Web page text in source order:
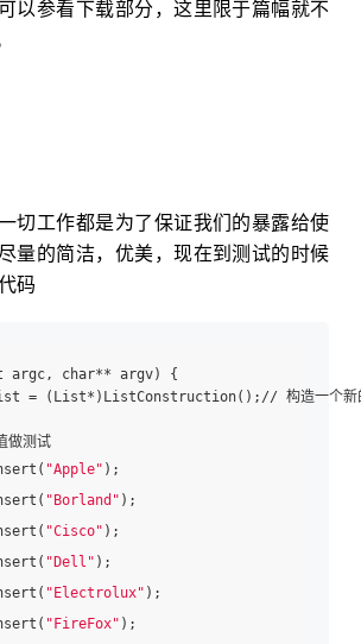
以参看下载部分，这里限于篇幅就不
切工作都是为了保证我们的暴露给使
量的简洁，优美，现在到测试的时候
码
argc, char** argv) {
(List*)ListConstruction();// 构造一个新
做测试
"Apple" );
"Borland" );
"Cisco" );
"Dell" );
"Electrolux" );
"FireFox" );